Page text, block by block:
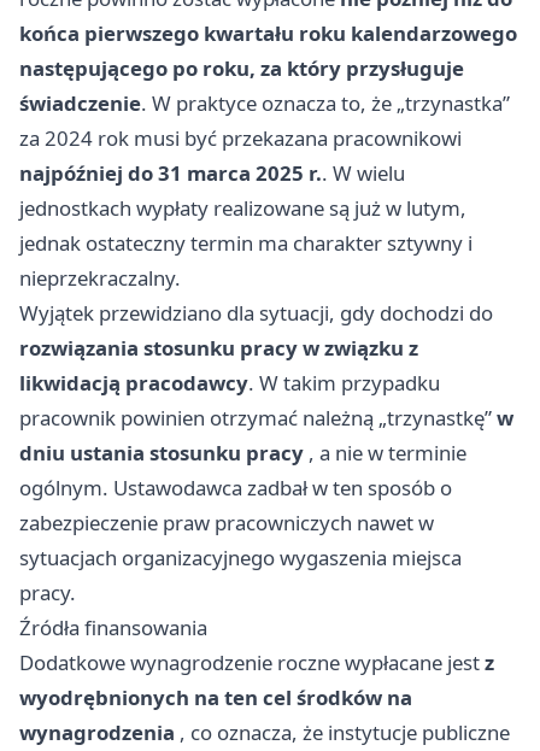
końca pierwszego kwartału roku kalendarzowego
następującego po roku, za który przysługuje
świadczenie. W praktyce oznacza to, że „trzynastka”
za 2024 rok musi być przekazana pracownikowi
najpóźniej do 31 marca 2025 r.. W wielu
jednostkach wypłaty realizowane są już w lutym,
jednak ostateczny termin ma charakter sztywny i
nieprzekraczalny.
Wyjątek przewidziano dla sytuacji, gdy dochodzi do
rozwiązania stosunku pracy w związku z
likwidacją pracodawcy. W takim przypadku
pracownik powinien otrzymać należną „trzynastkę”w
dniu ustania stosunku pracy , a nie w terminie
ogólnym. Ustawodawca zadbał w ten sposób o
zabezpieczenie praw pracowniczych nawet w
sytuacjach organizacyjnego wygaszenia miejsca
pracy.
Źródła finansowania
Dodatkowe wynagrodzenie roczne wypłacane jestz
wyodrębnionych na ten cel środków na
wynagrodzenia , co oznacza, że instytucje publiczne